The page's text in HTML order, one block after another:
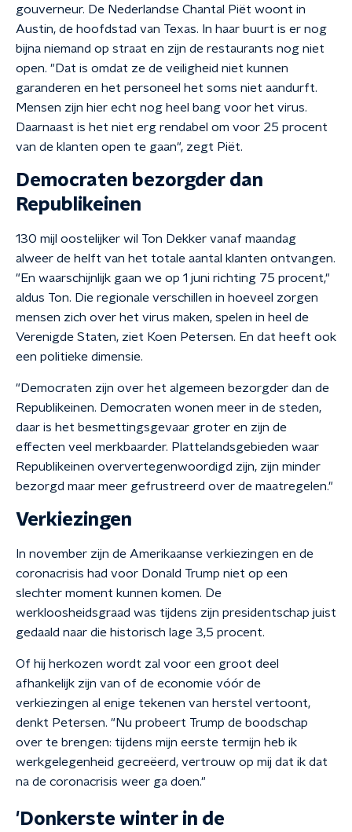
gouverneur. De Nederlandse Chantal Piët woont in
Austin, de hoofdstad van Texas. In haar buurt is er nog
bijna niemand op straat en zijn de restaurants nog niet
open. "Dat is omdat ze de veiligheid niet kunnen
garanderen en het personeel het soms niet aandurft.
Mensen zijn hier echt nog heel bang voor het virus.
Daarnaast is het niet erg rendabel om voor 25 procent
van de klanten open te gaan", zegt Piët.
Democraten bezorgder dan
Republikeinen
130 mijl oostelijker wil Ton Dekker vanaf maandag
alweer de helft van het totale aantal klanten ontvangen.
"En waarschijnlijk gaan we op 1 juni richting 75 procent,"
aldus Ton. Die regionale verschillen in hoeveel zorgen
mensen zich over het virus maken, spelen in heel de
Verenigde Staten, ziet Koen Petersen. En dat heeft ook
een politieke dimensie.
"Democraten zijn over het algemeen bezorgder dan de
Republikeinen. Democraten wonen meer in de steden,
daar is het besmettingsgevaar groter en zijn de
effecten veel merkbaarder. Plattelandsgebieden waar
Republikeinen oververtegenwoordigd zijn, zijn minder
bezorgd maar meer gefrustreerd over de maatregelen."
Verkiezingen
In november zijn de Amerikaanse verkiezingen en de
coronacrisis had voor Donald Trump niet op een
slechter moment kunnen komen. De
werkloosheidsgraad was tijdens zijn presidentschap juist
gedaald naar die historisch lage 3,5 procent.
Of hij herkozen wordt zal voor een groot deel
afhankelijk zijn van of de economie vóór de
verkiezingen al enige tekenen van herstel vertoont,
denkt Petersen. "Nu probeert Trump de boodschap
over te brengen: tijdens mijn eerste termijn heb ik
werkgelegenheid gecreëerd, vertrouw op mij dat ik dat
na de coronacrisis weer ga doen."
'Donkerste winter in de